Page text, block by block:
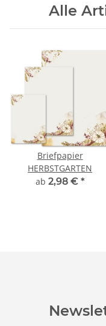
Alle
Briefpapier
HERBSTGARTEN
ab 2,98 € *